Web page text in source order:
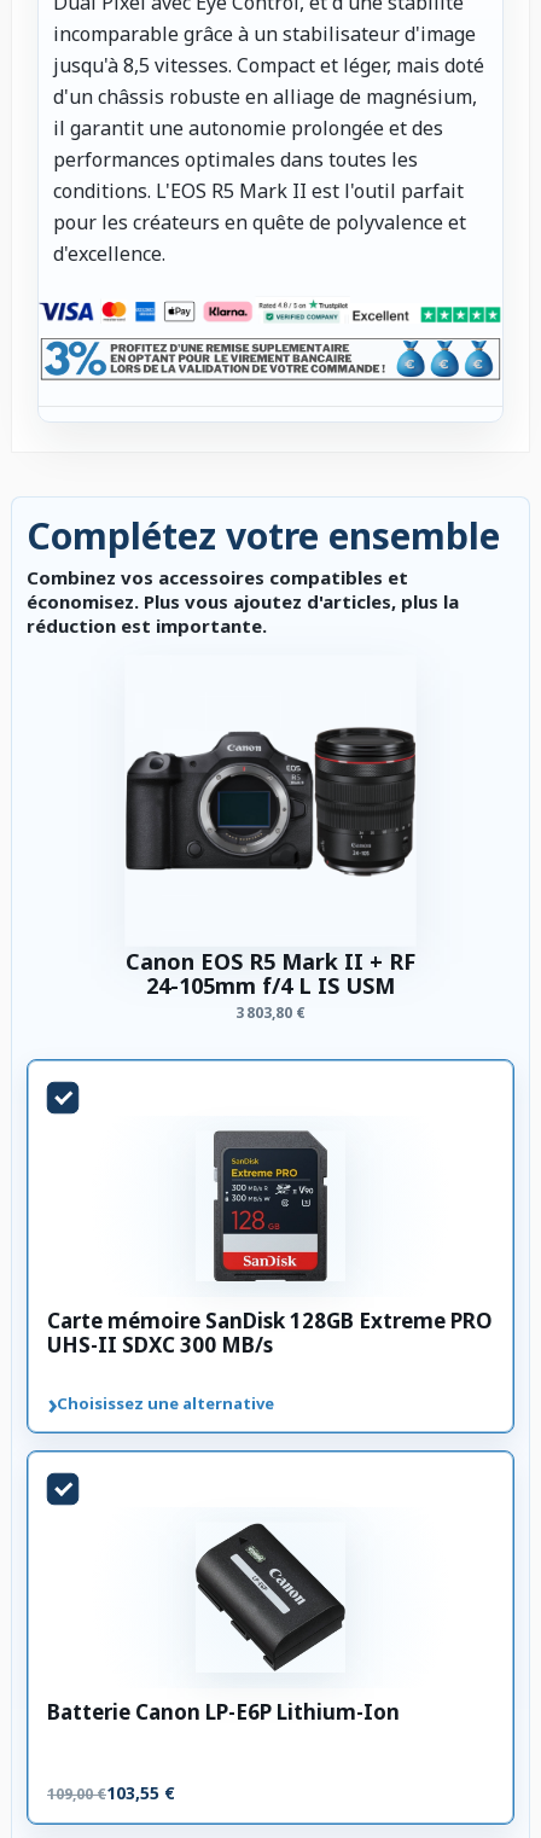
incomparable grâce à un stabilisateur d'image
jusqu'à 8,5 vitesses. Compact et léger, mais doté
d'un châssis robuste en alliage de magnésium,
il garantit une autonomie prolongée et des
performances optimales dans toutes les
conditions. L'EOS R5 Mark II est l'outil parfait
pour les créateurs en quête de polyvalence et
d'excellence.
Complétez votre ensemble
Combinez vos accessoires compatibles et
économisez. Plus vous ajoutez d'articles, plus la
réduction est importante.
Canon EOS R5 Mark II + RF
24-105mm f/4 L IS USM
3 803,80 €
Carte mémoire SanDisk 128GB Extreme PRO
UHS-II SDXC 300 MB/s
›Choisissez une alternative
Batterie Canon LP-E6P Lithium-Ion
109,00 €103,55 €